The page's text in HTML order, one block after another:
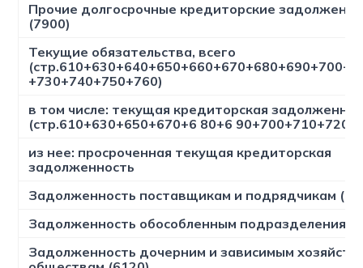
Прочие долгосрочные кредиторские
(7900)
Текущие обязательства, всего
+730+740+750+760)
в том числе: текущая кредиторская
(стр.610+630+650+670+6 80+6
из нее: просроченная текущая кредиторская
задолженность
Задолженность поставщикам и подрядчикам
Задолженность обособленным подразделениям
Задолженность дочерним и зависимым